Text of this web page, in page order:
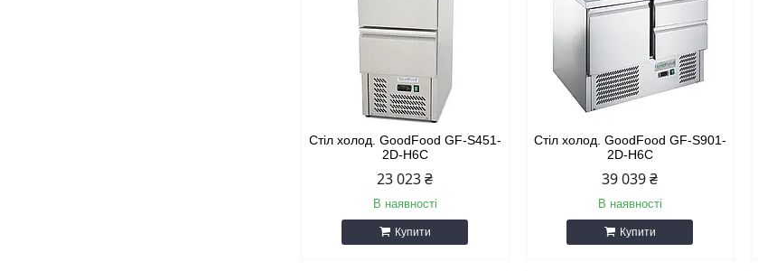
Стіл холод. GoodFood GF-S451-
2D-H6C
23 023 ₴
В наявності
Купити
Стіл холод. GoodFood GF-S901-
2D-H6C
39 039 ₴
В наявності
Купити